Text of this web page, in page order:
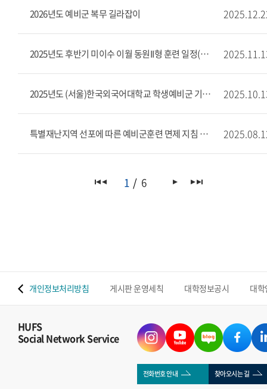
2026년도 예비군 복무 길라잡이
2025년도 후반기 미이수 이월 동원II형 훈련 일정(안내)
2025년도 (서울)한국외국어대학교 학생예비군 기본 2차훈련 일정(안내)
특별재난지역 선포에 따른 예비군훈련 면제 지침 추가 (안내)
1 6
개인정보처리방침 게시판 운영세칙 대학정보공시 대
HUFS
Social Network Service
전화번호 안내 찾아오시는 길